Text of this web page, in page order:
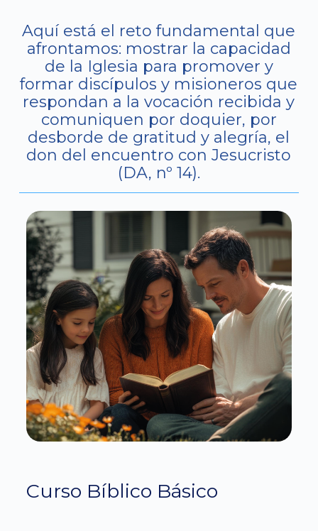
Aquí está el reto fundamental que
afrontamos: mostrar la capacidad
de la Iglesia para promover y
formar discípulos y misioneros que
respondan a la vocación recibida y
comuniquen por doquier, por
desborde de gratitud y alegría, el
don del encuentro con Jesucristo
(DA, nº 14).
Curso Bíblico Básico